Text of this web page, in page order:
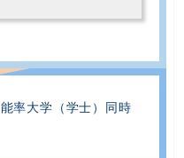
率大学（学士）同時